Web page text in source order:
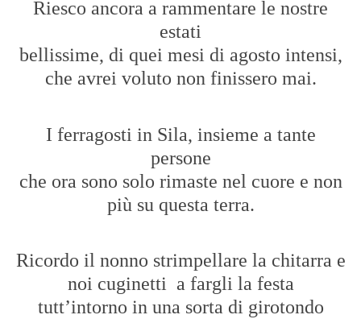
Riesco ancora a rammentare le nostre
estati
bellissime, di quei mesi di agosto intensi,
che avrei voluto non finissero mai.
I ferragosti in Sila, insieme a tante
persone
che ora sono solo rimaste nel cuore e non
più su questa terra.
Ricordo il nonno strimpellare la chitarra e
noi cuginetti a fargli la festa
tutt’intorno in una sorta di girotondo